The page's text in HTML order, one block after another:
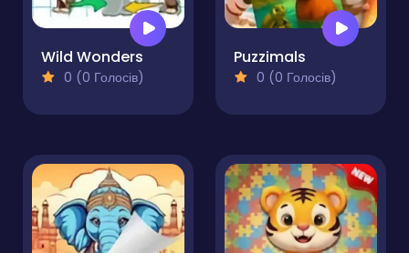
Wild Wonders
0 (0 Голосів)
Puzzimals
0 (0 Голосів)